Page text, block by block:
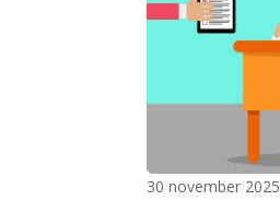
30 november 2025